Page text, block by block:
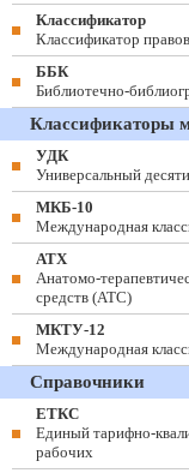
Классификатор
Классификатор
ББК
Библиотечно-
Классификаторы
УДК
Универсальный
МКБ-10
Международная
АТХ
Анатомо-
средств (ATC)
МКТУ-12
Международная
Справочники
ЕТКС
Единый тарифно-
рабочих